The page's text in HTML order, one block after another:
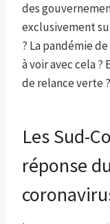
des
exclusivement
? La pandémie
à voir avec cela
de relance verte ?
Les Sud-
réponse